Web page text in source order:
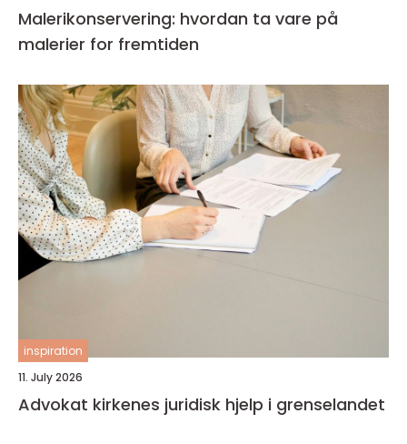
Malerikonservering: hvordan ta vare på
malerier for fremtiden
inspiration
11. July 2026
Advokat kirkenes juridisk hjelp i grenselandet